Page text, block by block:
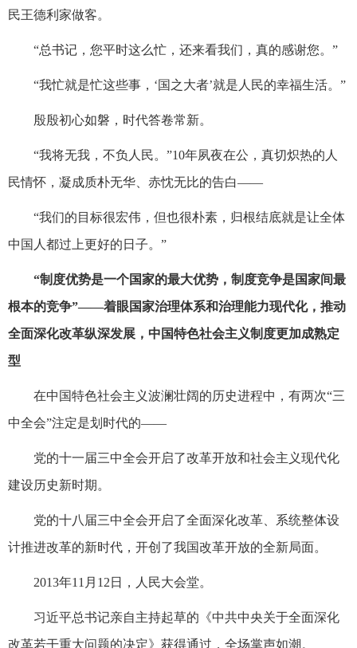
民王德利家做客。
“总书记，您平时这么忙，还来看我们，真的感谢您。”
“我忙就是忙这些事，‘国之大者’就是人民的幸福生活。”
殷殷初心如磐，时代答卷常新。
“我将无我，不负人民。”10年夙夜在公，真切炽热的人
民情怀，凝成质朴无华、赤忱无比的告白——
“我们的目标很宏伟，但也很朴素，归根结底就是让全体
中国人都过上更好的日子。”
“制度优势是一个国家的最大优势，制度竞争是国家间最
根本的竞争”——着眼国家治理体系和治理能力现代化，推动
全面深化改革纵深发展，中国特色社会主义制度更加成熟定
型
在中国特色社会主义波澜壮阔的历史进程中，有两次“三
中全会”注定是划时代的——
党的十一届三中全会开启了改革开放和社会主义现代化
建设历史新时期。
党的十八届三中全会开启了全面深化改革、系统整体设
计推进改革的新时代，开创了我国改革开放的全新局面。
2013年11月12日，人民大会堂。
习近平总书记亲自主持起草的《中共中央关于全面深化
改革若干重大问题的决定》获得通过，全场掌声如潮。